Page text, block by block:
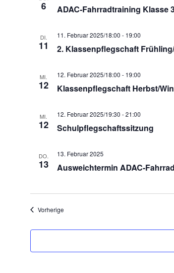
6 ADAC-Fahrradtraining Klasse
DI.
11 2. Klassenpflegschaft
11. Februar 2025/18:00 - 19:00
MI.
12 Klassenpflegschaft Herbst/
12. Februar 2025/18:00 - 19:00
MI.
12 Schulpflegschaftssitzung
12. Februar 2025/19:30 -21:00
DO.
13 Ausweichtermin ADAC-
13. Februar 2025
VorherigeVeranstaltungen